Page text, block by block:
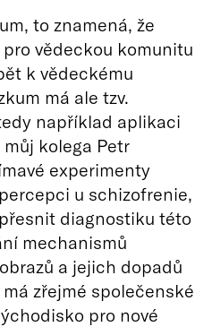
to znamená, že
vědeckou komunitu
k vědeckému
má ale tzv.
například aplikaci
kolega Petr
experimenty
u schizofrenie,
diagnostiku této
mechanismů
a jejich dopadů
zřejmé společenské
pro nové